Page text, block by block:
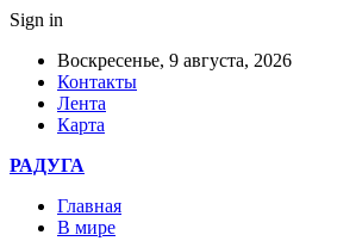
Sign in
Воскресенье, 9 августа, 2026
Контакты
Лента
Карта
РАДУГА
Главная
В мире